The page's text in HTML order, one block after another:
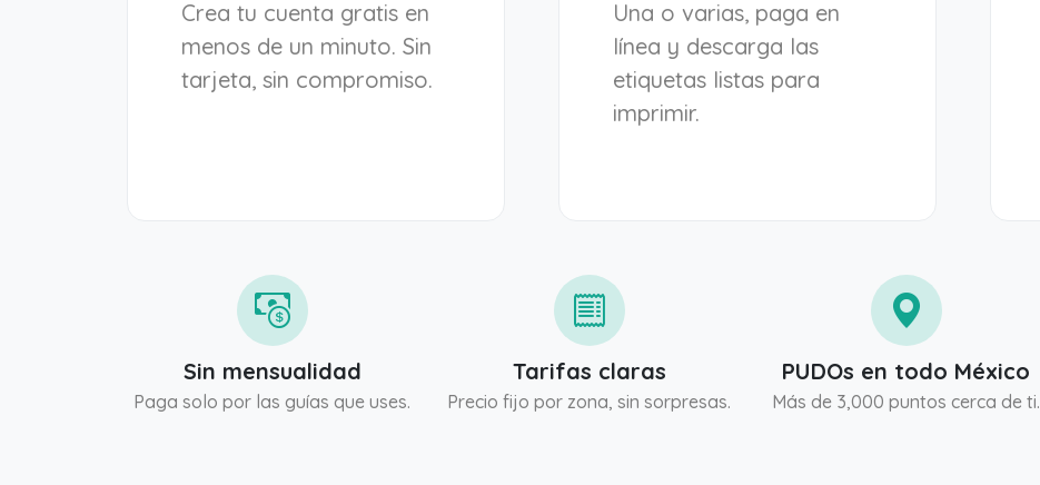
Crea tu cuenta gratis en
menos de un minuto. Sin
tarjeta, sin compromiso.
Una o varias, paga en
línea y descarga las
etiquetas listas para
imprimir.
Sin mensualidad
Paga solo por las guías que uses.
Tarifas claras
Precio fijo por zona, sin sorpresas.
PUDOs en todo México
Más de 3,000 puntos cerca de ti.